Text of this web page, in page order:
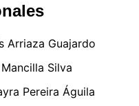
Arriaza Guajardo
Silva
Pereira Águila